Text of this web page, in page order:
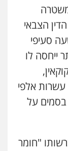
הצבאי
סעיפי
ייחסה לו
עשרות אלפי
בסמים על
"חומר